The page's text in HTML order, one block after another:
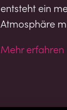
entsteht ein
Atmosphäre
Mehr erfahren